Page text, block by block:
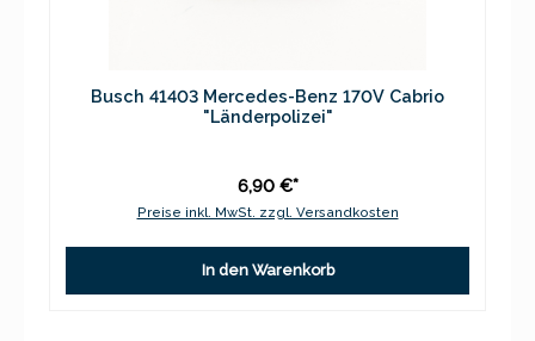
Busch 41403 Mercedes-Benz 170V Cabrio
"Länderpolizei"
6,90 €*
Preise inkl. MwSt. zzgl. Versandkosten
In den Warenkorb